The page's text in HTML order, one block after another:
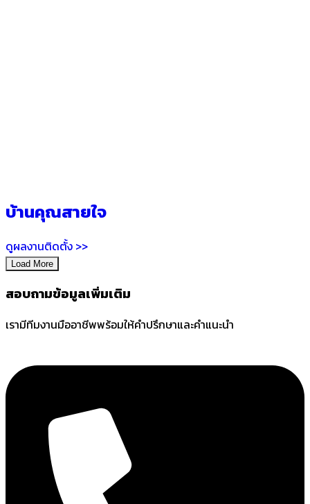
บ้านคุณสายใจ
ดูผลงานติดตั้ง >>
Load More
สอบถามข้อมูลเพิ่มเติม
เรามีทีมงานมืออาชีพพร้อมให้คำปรึกษาและคำแนะนำ